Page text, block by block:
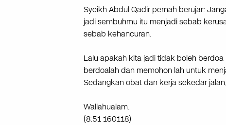
Syeikh Abdul Qadir pernah berujar:
jadi sembuhmu itu menjadi sebab
sebab kehancuran.
Lalu apakah kita jadi tidak boleh
berdoalah dan memohon lah untuk
Sedangkan obat dan kerja sekedar
Wallahualam.
(8:51 160118)